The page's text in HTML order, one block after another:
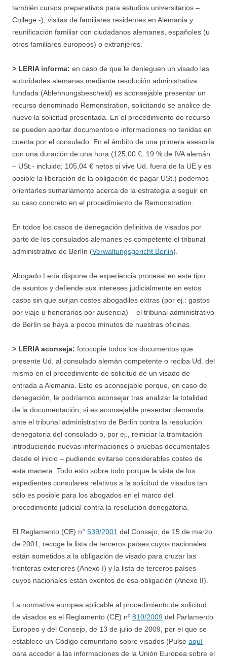
también cursos preparativos para estudios universitarios –
College -), visitas de familiares residentes en Alemania y
reunificación familiar con ciudadanos alemanes, españoles (u
otros familiares europeos) o extranjeros.
> LERIA informa: en caso de que le denieguen un visado las
autoridades alemanas mediante resolución administrativa
fundada (Ablehnungsbescheid) es aconsejable presentar un
recurso denominado Remonstration, solicitando se analice de
nuevo la solicitud presentada. En el procedimiento de recurso
se pueden aportar documentos e informaciones no tenidas en
cuenta por el consulado. En el ámbito de una primera asesoría
con una duración de una hora (125,00 €, 19 % de IVA alemán
– USt.- incluido; 105,04 € netos si vive Ud. fuera de la UE y es
posible la liberación de la obligación de pagar USt.) podemos
orientarles sumariamente acerca de la estrategia a seguir en
su caso concreto en el procedimiento de Remonstration.
En todos los casos de denegación definitiva de visados por
parte de los consulados alemanes es competente el tribunal
administrativo de Berlín (Verwaltungsgericht Berlin).
Abogado Lería dispone de experiencia procesal en este tipo
de asuntos y defiende sus intereses judicialmente en estos
casos sin que surjan costes abogadiles extras (por ej.: gastos
por viaje u honorarios por ausencia) – el tribunal administrativo
de Berlín se haya a pocos minutos de nuestras oficinas.
> LERIA aconseja: fotocopie todos los documentos que
presente Ud. al consulado alemán competente o reciba Ud. del
mismo en el procedimiento de solicitud de un visado de
entrada a Alemania. Esto es aconsejable porque, en caso de
denegación, le podríamos aconsejar tras analizar la totalidad
de la documentación, si es aconsejable presentar demanda
ante el tribunal administrativo de Berlín contra la resolución
denegatoria del consulado o, por ej., reiniciar la tramitación
introduciendo nuevas informaciones o pruebas documentales
desde el inicio – pudiendo evitarse considerables costes de
esta manera. Todo esto sobre todo porque la vista de los
expedientes consulares relativos a la solicitud de visados tan
sólo es posible para los abogados en el marco del
procedimiento judicial contra la resolución denegatoria.
El Reglamento (CE) n° 539/2001 del Consejo, de 15 de marzo
de 2001, recoge la lista de terceros países cuyos nacionales
están sometidos a la obligación de visado para cruzar las
fronteras exteriores (Anexo I) y la lista de terceros países
cuyos nacionales están exentos de esa obligación (Anexo II).
La normativa europea aplicable al procedimiento de solicitud
de visados es el Reglamento (CE) nº 810/2009 del Parlamento
Europeo y del Consejo, de 13 de julio de 2009, por el que se
establece un Código comunitario sobre visados (Pulse aquí
para acceder a las informaciones de la Unión Europea sobre el